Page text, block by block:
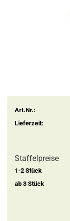
Art.Nr.:
Lieferzeit:
Staffelpreise
1-2 Stück
ab 3 Stück